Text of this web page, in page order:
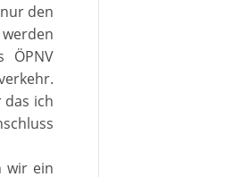
den
ÖPNV
ich
wir ein